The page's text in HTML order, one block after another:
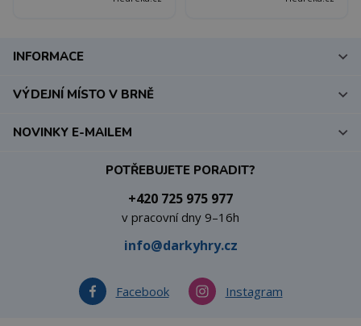
INFORMACE
VÝDEJNÍ MÍSTO V BRNĚ
POTŘEBUJETE PORADIT?
+420 725 975 977
v pracovní dny 9–16h
info@darkyhry.cz
Facebook Instagram
NOVINKY E-MAILEM